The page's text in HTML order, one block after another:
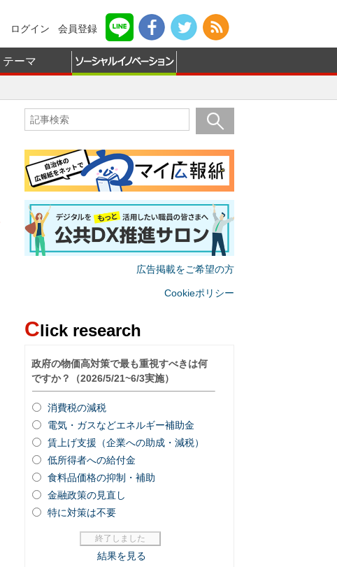
ログイン 会員登録
テーマ
広告掲載をご希望の方
Cookieポリシー
Click research